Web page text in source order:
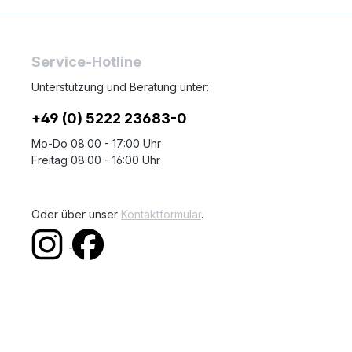
Service-Hotline
Unterstützung und Beratung unter:
+49 (0) 5222 23683-0
Mo-Do 08:00 - 17:00 Uhr
Freitag 08:00 - 16:00 Uhr
Oder über unser Kontaktformular.